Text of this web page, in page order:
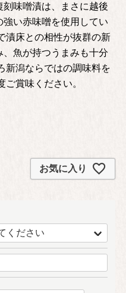
味噌漬は、まさに越後
い赤味噌を使用してい
漬床との相性が抜群の新
魚が持つうまみも十分
新潟ならではの調味料を
賞味ください。
お気に入り